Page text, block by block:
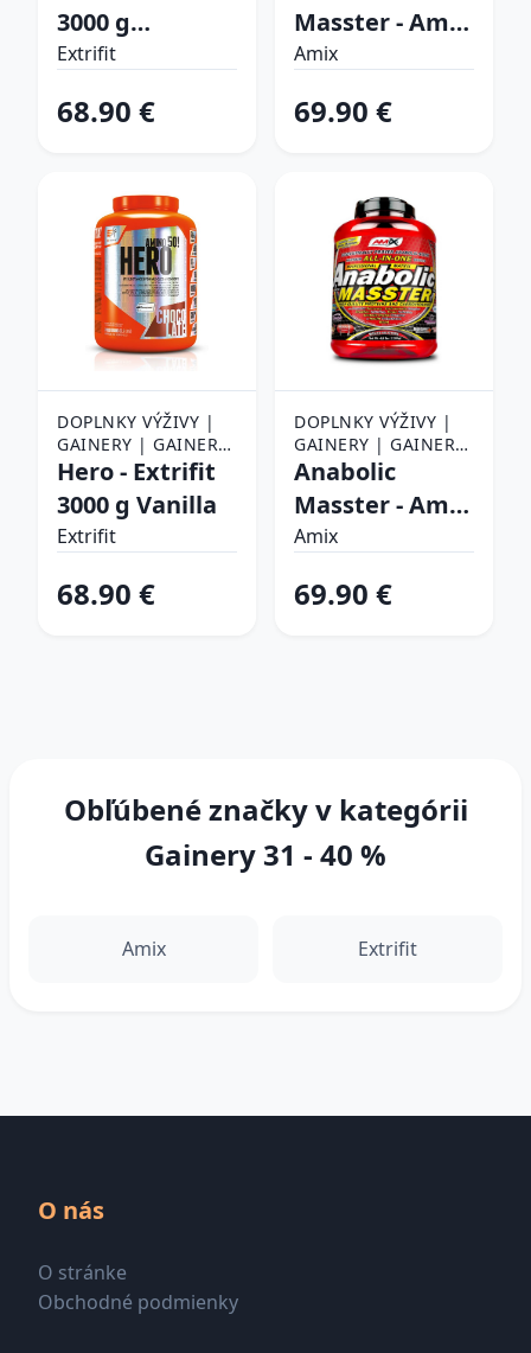
3000 g
Chocolate
Extrifit
68.90 €
Masster - Amix
2200 g Jahoda
Amix
69.90 €
DOPLNKY VÝŽIVY |
GAINERY | GAINERY
31 - 40 %
Hero - Extrifit
3000 g Vanilla
Extrifit
68.90 €
DOPLNKY VÝŽIVY |
GAINERY | GAINERY
31 - 40 %
Anabolic
Masster - Amix
2200 g Vanilka
Amix
69.90 €
Obľúbené značky v kategórii
Gainery 31 - 40 %
Amix Extrifit
O nás
O stránke
Obchodné podmienky